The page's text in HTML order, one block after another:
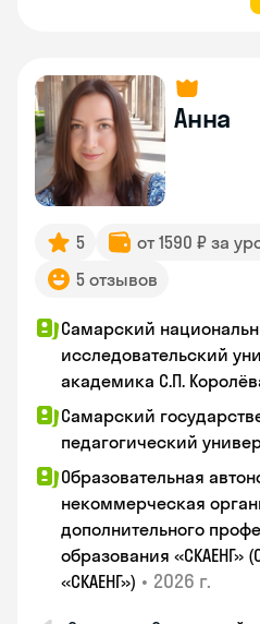
Анна
5 от 1590 ₽ за
5 отзывов
Самарский
исследовательский
академика С.П.
Самарский
педагогический
Образовательная
некоммерческая
дополнительного
образования «СКАЕНГ»
«СКАЕНГ») • 2026 г.